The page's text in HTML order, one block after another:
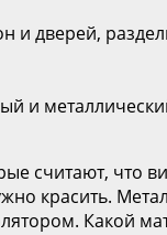
и дверей,
и
считают, что
красить.
Какой